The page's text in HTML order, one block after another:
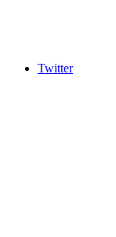
Twitter